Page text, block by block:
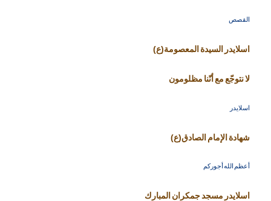
القصص
اسلايدر السيدة المعصومة(ع)
لا نتوجّع مع أنّنا مظلومون
اسلايدر
شهادة الإمام الصادق(ع)
أعظم الله أجوركم
اسلايدر مسجد جمكران المبارك